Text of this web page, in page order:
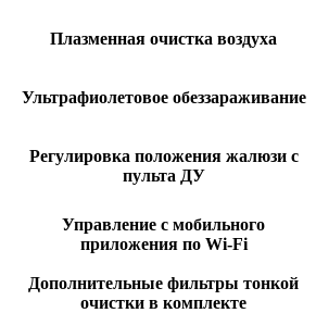
Плазменная очистка воздуха
Ультрафиолетовое обеззараживание
Регулировка положения жалюзи с
пульта ДУ
Управление c мобильного
приложения по Wi-Fi
Дополнительные фильтры тонкой
очистки в комплекте